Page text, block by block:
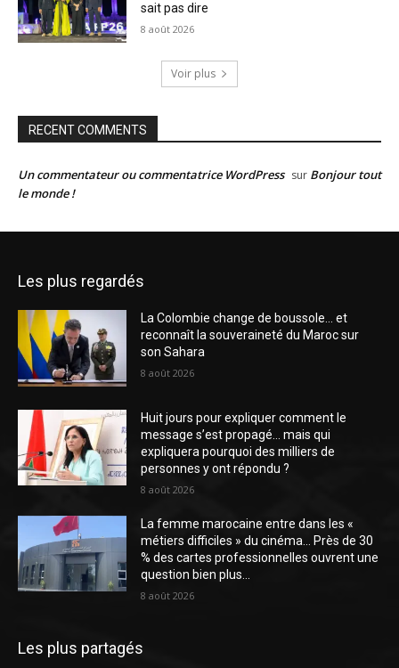
sait pas dire
8 août 2026
Voir plus
RECENT COMMENTS
Un commentateur ou commentatrice WordPress sur Bonjour tout
le monde !
Les plus regardés
La Colombie change de boussole… et
reconnaît la souveraineté du Maroc sur
son Sahara
8 août 2026
Huit jours pour expliquer comment le
message s’est propagé… mais qui
expliquera pourquoi des milliers de
personnes y ont répondu ?
8 août 2026
La femme marocaine entre dans les «
métiers difficiles » du cinéma… Près de 30
% des cartes professionnelles ouvrent une
question bien plus...
8 août 2026
Les plus partagés